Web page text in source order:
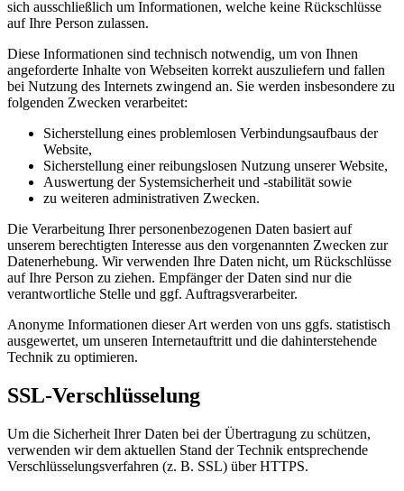
sich ausschließlich um Informationen, welche keine Rückschlüsse
auf Ihre Person zulassen.
Diese Informationen sind technisch notwendig, um von Ihnen
angeforderte Inhalte von Webseiten korrekt auszuliefern und fallen
bei Nutzung des Internets zwingend an. Sie werden insbesondere zu
folgenden Zwecken verarbeitet:
Sicherstellung eines problemlosen Verbindungsaufbaus der
Website,
Sicherstellung einer reibungslosen Nutzung unserer Website,
Auswertung der Systemsicherheit und -stabilität sowie
zu weiteren administrativen Zwecken.
Die Verarbeitung Ihrer personenbezogenen Daten basiert auf
unserem berechtigten Interesse aus den vorgenannten Zwecken zur
Datenerhebung. Wir verwenden Ihre Daten nicht, um Rückschlüsse
auf Ihre Person zu ziehen. Empfänger der Daten sind nur die
verantwortliche Stelle und ggf. Auftragsverarbeiter.
Anonyme Informationen dieser Art werden von uns ggfs. statistisch
ausgewertet, um unseren Internetauftritt und die dahinterstehende
Technik zu optimieren.
SSL-Verschlüsselung
Um die Sicherheit Ihrer Daten bei der Übertragung zu schützen,
verwenden wir dem aktuellen Stand der Technik entsprechende
Verschlüsselungsverfahren (z. B. SSL) über HTTPS.